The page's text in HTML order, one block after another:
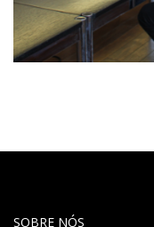
SOBRE NÓS